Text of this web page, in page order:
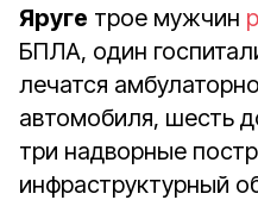
Яруге трое мужчин
БПЛА, один
лечатся
автомобиля, шесть
три надворные
инфраструктурный